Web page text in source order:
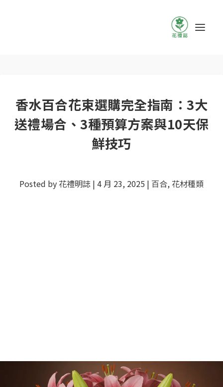
香水百合花束選購完全指南：3大
送禮場合、3種預算方案與10天保
鮮技巧
Posted by 花禮明誌 | 4 月 23, 2025 | 百合, 花材種類